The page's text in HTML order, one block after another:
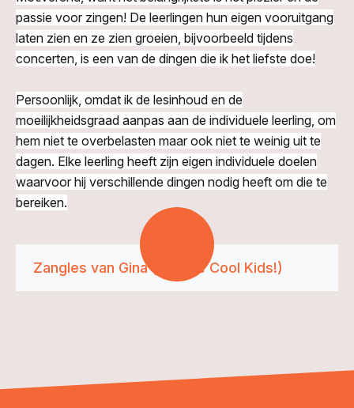
passie voor zingen! De leerlingen hun eigen vooruitgang
laten zien en ze zien groeien, bijvoorbeeld tijdens
concerten, is een van de dingen die ik het liefste doe!
Persoonlijk, omdat ik de lesinhoud en de
moeilijkheidsgraad aanpas aan de individuele leerling, om
hem niet te overbelasten maar ook niet te weinig uit te
dagen. Elke leerling heeft zijn eigen individuele doelen
waarvoor hij verschillende dingen nodig heeft om die te
bereiken.
Zangles van Gina (met de Cool Kids!)